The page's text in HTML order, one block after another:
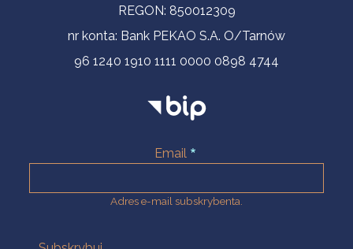
REGON: 850012309
nr konta: Bank PEKAO S.A. O/Tarnów
96 1240 1910 1111 0000 0898 4744
Email
Adres e-mail subskrybenta.